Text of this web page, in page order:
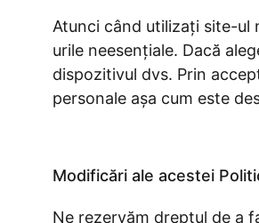
Atunci când utilizați site-ul
urile neesențiale. Dacă
dispozitivul dvs. Prin
personale așa cum este
Modificări ale acestei
Ne rezervăm dreptul de a